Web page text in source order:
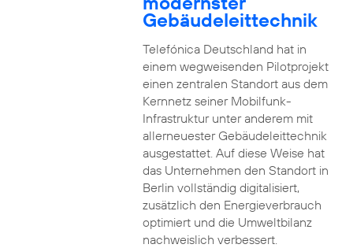
Gebäudeleittechnik
Telefónica Deutschland hat in
einem wegweisenden Pilotprojekt
einen zentralen Standort aus dem
Kernnetz seiner Mobilfunk-
Infrastruktur unter anderem mit
allerneuester Gebäudeleittechnik
ausgestattet. Auf diese Weise hat
das Unternehmen den Standort in
Berlin vollständig digitalisiert,
zusätzlich den Energieverbrauch
optimiert und die Umweltbilanz
nachweislich verbessert.